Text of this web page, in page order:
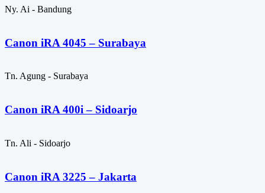
Ny. Ai - Bandung
Canon iRA 4045 – Surabaya
Tn. Agung - Surabaya
Canon iRA 400i – Sidoarjo
Tn. Ali - Sidoarjo
Canon iRA 3225 – Jakarta